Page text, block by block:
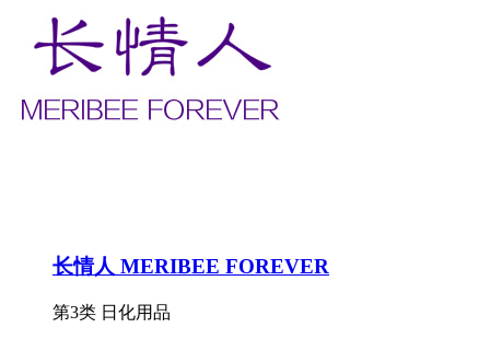
长情人 MERIBEE FOREVER
第3类 日化用品